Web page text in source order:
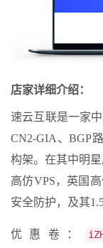
店家详细介绍：
速云互联是一家
CN2-GIA、BGP
构架。在其中明
高仿VPS，英国
安全防护，及其
优惠卷：